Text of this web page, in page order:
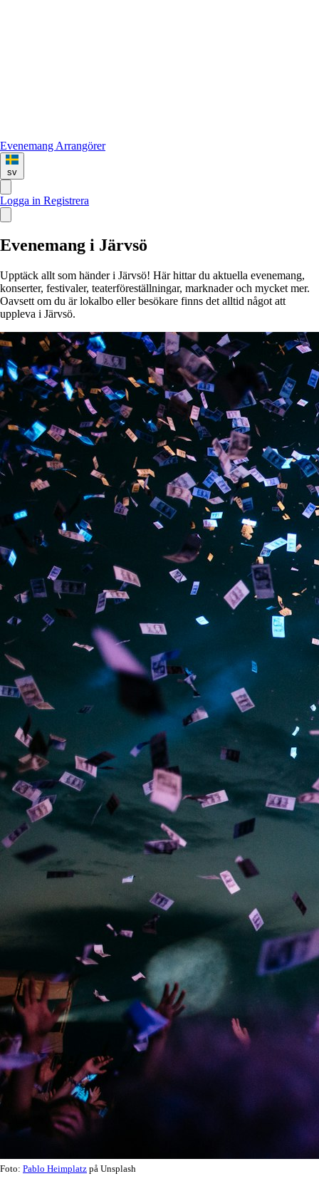
Evenemang Arrangörer
sv
Logga in Registrera
Evenemang i Järvsö
Upptäck allt som händer i Järvsö! Här hittar du aktuella evenemang,
konserter, festivaler, teaterföreställningar, marknader och mycket mer.
Oavsett om du är lokalbo eller besökare finns det alltid något att
uppleva i Järvsö.
Foto: Pablo Heimplatz på Unsplash